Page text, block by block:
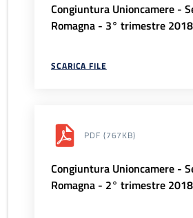
Congiuntura Unioncamere -
Romagna - 3° trimestre 2018
SCARICA FILE
PDF (767KB)
Congiuntura Unioncamere -
Romagna - 2° trimestre 2018